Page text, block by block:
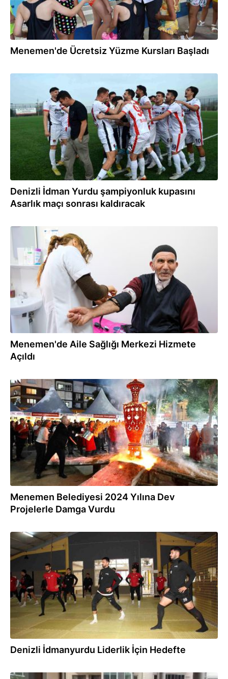
Menemen'de Ücretsiz Yüzme Kursları Başladı
Denizli İdman Yurdu şampiyonluk kupasını
Asarlık maçı sonrası kaldıracak
13.02.2025
Menemen'de Aile Sağlığı Merkezi Hizmete
Açıldı
30.12.2024
Menemen Belediyesi 2024 Yılına Dev
Projelerle Damga Vurdu
25.12.2024
Denizli İdmanyurdu Liderlik İçin Hedefte